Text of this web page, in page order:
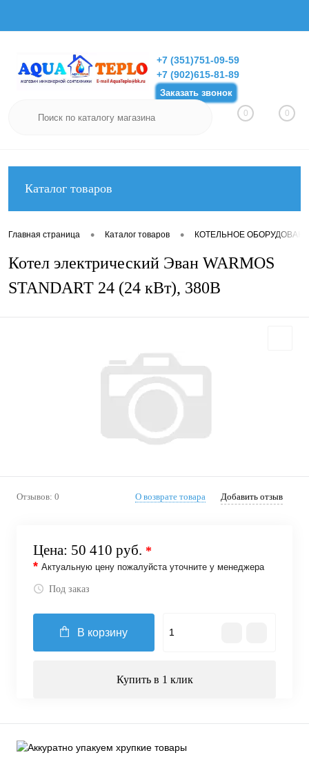
+7 (351)751-09-59
+7 (902)615-81-89
Заказать звонок
0 0
Каталог товаров
Главная страница • Каталог товаров • КОТЕЛЬНОЕ
Котел электрический Эван WARMOS
STANDART 24 (24 кВт), 380В
Отзывов: 0 О возврате товара Добавить отзыв
Цена: 50 410 руб. *
* Актуальную цену пожалуйста уточните у менеджера
Под заказ
В корзину
Купить в 1 клик